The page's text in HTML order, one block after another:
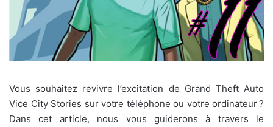
Vous souhaitez revivre l’excitation de Grand Theft Auto
Vice City Stories sur votre téléphone ou votre ordinateur ?
Dans cet article, nous vous guiderons à travers le